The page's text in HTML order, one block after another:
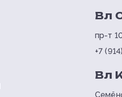
Вл
пр-т
+7
Вл